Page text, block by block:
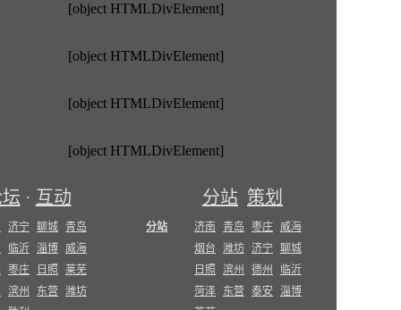
[object HTMLDivElement]
[object HTMLDivElement]
[object HTMLDivElement]
[object HTMLDivElement]
· 互动
济宁 聊城 青岛
临沂 淄博 威海
枣庄 日照
莱芜
滨州 东营
潍坊
分站 策划
分站 济南 青岛 枣庄 威海
烟台
潍坊 济宁
聊城
日照
滨州 德州
临沂
菏泽
东营 泰安
淄博